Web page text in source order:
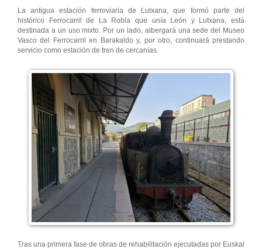
La antigua estación ferroviaria de Lutxana, que formó parte del
histórico Ferrocarril de La Robla que unía León y Lutxana, está
destinada a un uso mixto. Por un lado, albergará una sede del Museo
Vasco del Ferrocarril en Barakaldo y, por otro, continuará prestando
servicio como estación de tren de cercanías.
Tras una primera fase de obras de rehabilitación ejecutadas por Euskal